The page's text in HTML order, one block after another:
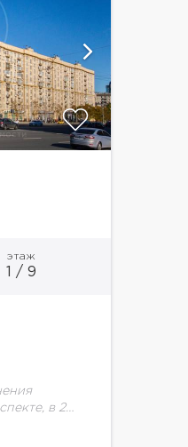
этаж
1 / 9
в 2
отдельных